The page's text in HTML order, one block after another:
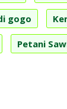
gogo
Petani